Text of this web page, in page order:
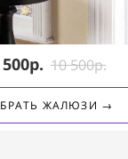
10 500р.
ЖАЛЮЗИ →